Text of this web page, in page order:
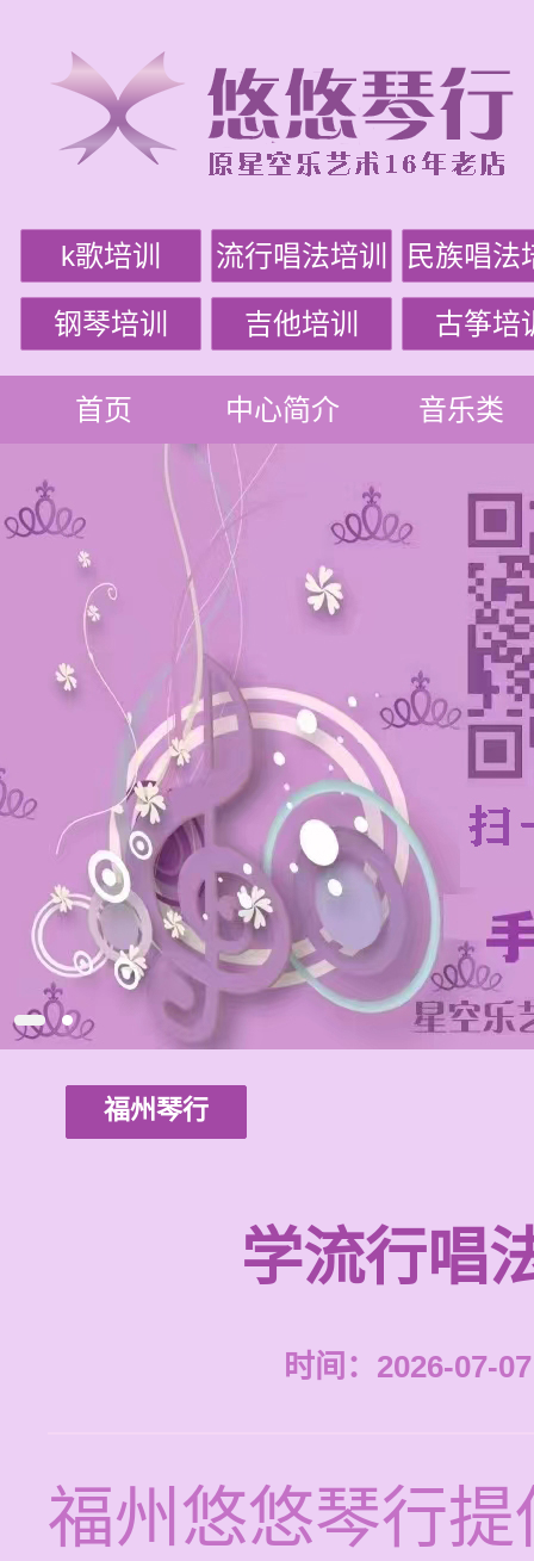
k歌培训 流行唱法培训 民族唱法
钢琴培训 吉他培训 古筝培
首页 中心简介 音乐类
福州琴行
学流行唱
时间：2026-07-
福州悠悠琴行